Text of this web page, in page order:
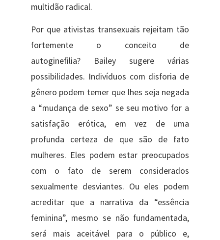
multidão radical.
Por que ativistas transexuais rejeitam tão
fortemente o conceito de
autoginefilia? Bailey sugere várias
possibilidades. Indivíduos com disforia de
gênero podem temer que lhes seja negada
a “mudança de sexo” se seu motivo for a
satisfação erótica, em vez de uma
profunda certeza de que são de fato
mulheres. Eles podem estar preocupados
com o fato de serem considerados
sexualmente desviantes. Ou eles podem
acreditar que a narrativa da “essência
feminina”, mesmo se não fundamentada,
será mais aceitável para o público e,